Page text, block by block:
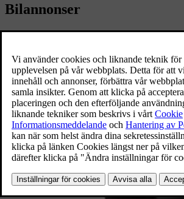
Bilannonser
Jämför